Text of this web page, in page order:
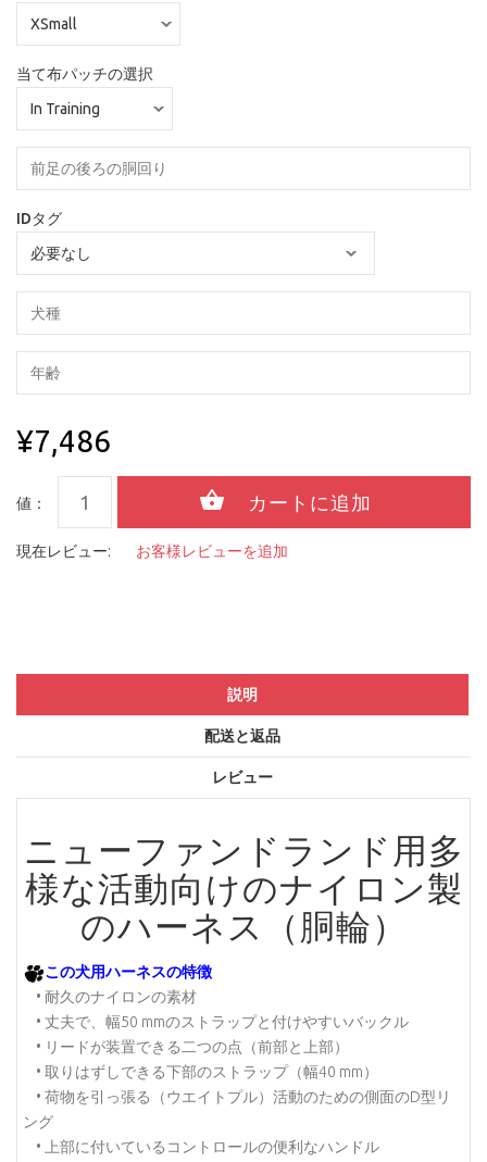
当て布パッチの選択
IDタグ
¥7,486
値：
現在レビュー: お客様レビューを追加
説明
配送と返品
レビュー
ニューファンドランド用多
様な活動向けのナイロン製
のハーネス（胴輪）
この犬用ハーネスの特徴
• 耐久のナイロンの素材
• 丈夫で、幅50 mmのストラップと付けやすいバックル
• リードが装置できる二つの点（前部と上部）
• 取りはずしできる下部のストラップ（幅40 mm）
• 荷物を引っ張る（ウエイトプル）活動のための側面のD型リ
ング
• 上部に付いているコントロールの便利なハンドル